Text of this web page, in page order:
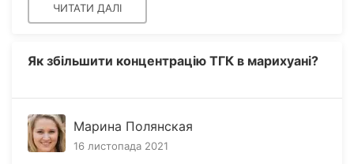
ЧИТАТИ ДАЛІ
Як збільшити концентрацію ТГК в марихуані?
Марина Полянская
16 листопада 2021